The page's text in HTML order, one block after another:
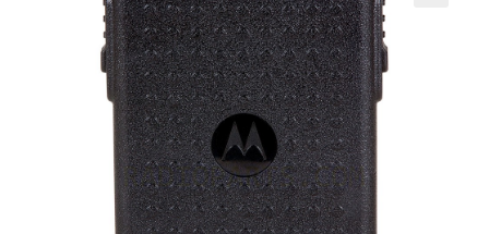
Ajankohtaista
Yhteystiedot